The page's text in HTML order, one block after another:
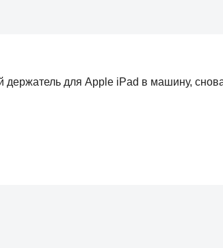
держатель для Apple iPad в машину,